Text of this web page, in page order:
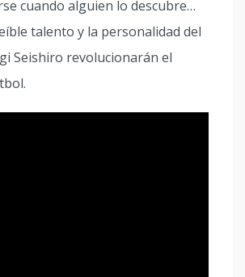
cuando alguien lo descubre…
talento y la personalidad del
Seishiro revolucionarán el